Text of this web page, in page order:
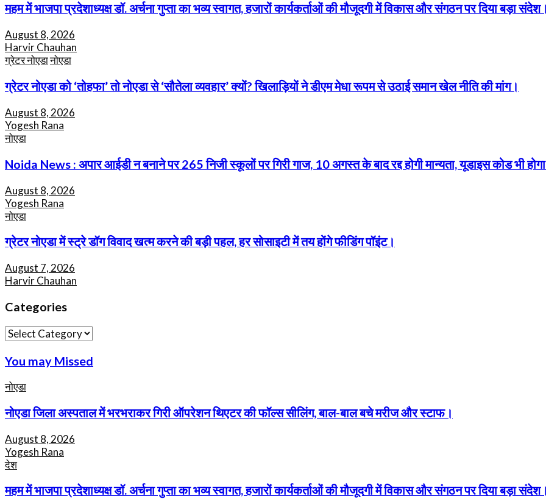
महम में भाजपा प्रदेशाध्यक्ष डॉ. अर्चना गुप्ता का भव्य स्वागत, हजारों कार्यकर्ताओं की मौजूदगी में विकास और संगठन पर दिया बड़ा
August 8, 2026
Harvir Chauhan
ग्रेटर नोएडानोएडा
ग्रेटर नोएडा को ‘तोहफा’ तो नोएडा से ‘सौतेला व्यवहार’ क्यों? खिलाड़ियों ने डीएम मेधा रूपम से उठाई समान खेल नीति की मांग।
August 8, 2026
Yogesh Rana
नोएडा
Noida News : अपार आईडी न बनाने पर 265 निजी स्कूलों पर गिरी गाज, 10 अगस्त के बाद रद्द होगी मान्यता, यूडाइस कोड भी
August 8, 2026
Yogesh Rana
नोएडा
ग्रेटर नोएडा में स्ट्रे डॉग विवाद खत्म करने की बड़ी पहल, हर सोसाइटी में तय होंगे फीडिंग पॉइंट।
August 7, 2026
Harvir Chauhan
Categories
Categories
You may Missed
नोएडा
नोएडा जिला अस्पताल में भरभराकर गिरी ऑपरेशन थिएटर की फॉल्स सीलिंग, बाल-बाल बचे मरीज और स्टाफ।
August 8, 2026
Yogesh Rana
देश
महम में भाजपा प्रदेशाध्यक्ष डॉ. अर्चना गुप्ता का भव्य स्वागत, हजारों कार्यकर्ताओं की मौजूदगी में विकास और संगठन पर दिया बड़ा